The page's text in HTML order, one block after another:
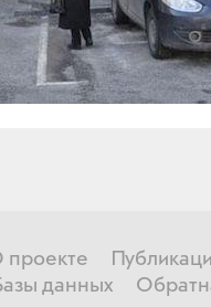
проекте
данных